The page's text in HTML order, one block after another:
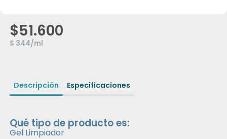
$51.600
$ 344/ml
Descripción Especificaciones
Qué tipo de producto es:
Gel Limpiador